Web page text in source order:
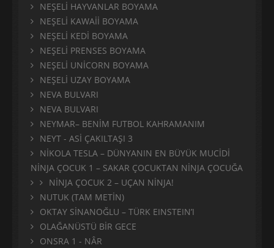
NEŞELİ HAYVANLAR BOYAMA
NEŞELİ KAWAİİ BOYAMA
NEŞELİ KEDİ BOYAMA
NEŞELİ PRENSES BOYAMA
NEŞELİ UNİCORN BOYAMA
NEŞELİ UZAY BOYAMA
NEVA BULVARI
NEVA BULVARI
NEYMAR– BENİM FUTBOL KAHRAMANIM
NEYT - ASİ ÇAKILTAŞI 3
NİKOLA TESLA – DÜNYANIN EN BÜYÜK MUCİDİ
NİNJA ÇOCUK 1 – SAKAR ÇOCUKTAN NİNJA ÇOCUĞA
NİNJA ÇOCUK 2 – UÇAN NİNJA!
NUTUK (TAM METİN)
OKTAY SİNANOĞLU – TÜRK EINSTEIN’I
OLAĞANÜSTÜ BİR GECE
ONSRA 1 - NÂR